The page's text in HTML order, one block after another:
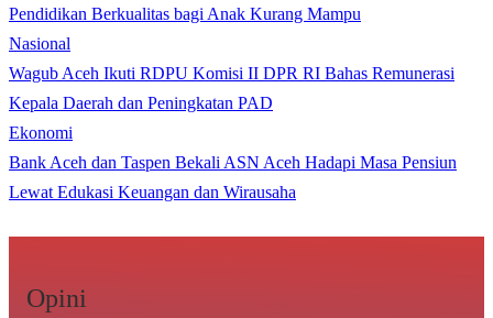
Pendidikan Berkualitas bagi Anak Kurang Mampu
Nasional
Wagub Aceh Ikuti RDPU Komisi II DPR RI Bahas Remunerasi
Kepala Daerah dan Peningkatan PAD
Ekonomi
Bank Aceh dan Taspen Bekali ASN Aceh Hadapi Masa Pensiun
Lewat Edukasi Keuangan dan Wirausaha
Opini